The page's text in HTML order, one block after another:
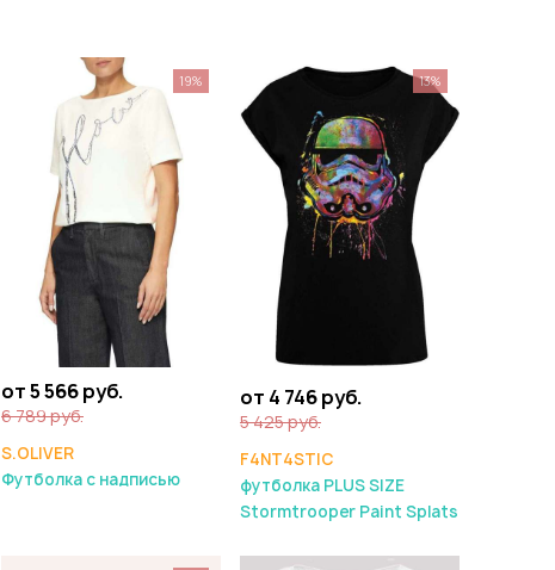
от 5 566 руб.
6 789 руб.
S.OLIVER
Футболка с надписью
19%
от 4 746 руб.
5 425 руб.
F4NT4STIC
футболка PLUS SIZE
Stormtrooper Paint Splats
13%